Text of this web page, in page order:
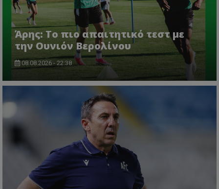
Άρης: Το πιο απαιτητικό τεστ με
την Ουνιόν Βερολίνου
08.08.2026 - 22:38